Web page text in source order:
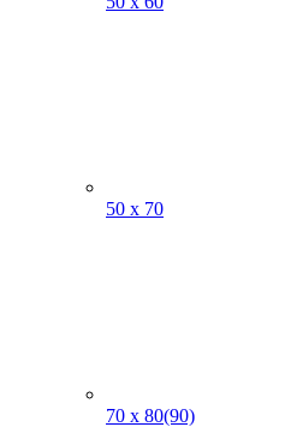
50 x 70
70 x 80(90)